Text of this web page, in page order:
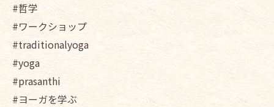
#哲学
#ワークショップ
#traditionalyoga
#yoga
#prasanthi
#ヨーガを学ぶ